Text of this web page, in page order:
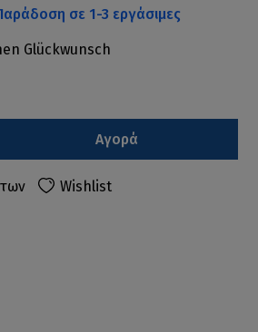
σε 1-3 εργάσιμες
Glückwunsch
Αγορά
Wishlist